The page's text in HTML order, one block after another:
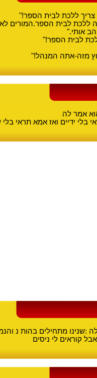
ללכת לבית הספר!"
ללכת לבית הספר.המורים לא
אותי."
לבית הספר!"
אמר לה
ידיים ואז אמא תראי בלי
:שנינו מתחילים בהות נ
קוראים לי ניסים